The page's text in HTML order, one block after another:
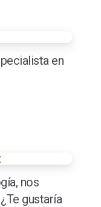
en
nos
gustaría